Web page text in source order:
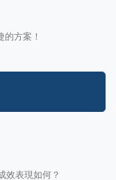
方案！
效表現如何？